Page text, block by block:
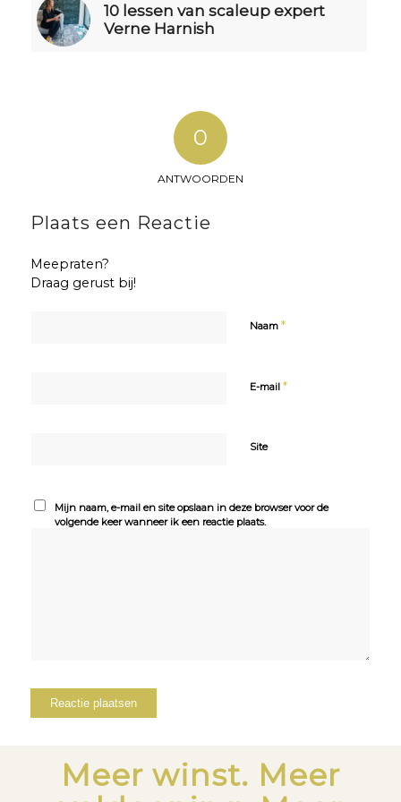
10 lessen van scaleup expert
Verne Harnish
0
ANTWOORDEN
Plaats een Reactie
Meepraten?
Draag gerust bij!
Naam *
E-mail *
Site
Mijn naam, e-mail en site opslaan in deze browser voor de
volgende keer wanneer ik een reactie plaats.
Meer winst. Meer